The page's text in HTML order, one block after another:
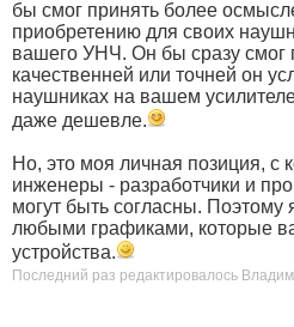
бы смог принять более
приобретению для своих
вашего УНЧ. Он бы сразу смог
качественней или точней он
наушниках на вашем
даже дешевле.
Но, это моя личная позиция, с
инженеры - разработчики и
могут быть согласны. Поэтому
любыми графиками, которые
устройства.
Последний раз редактировалось